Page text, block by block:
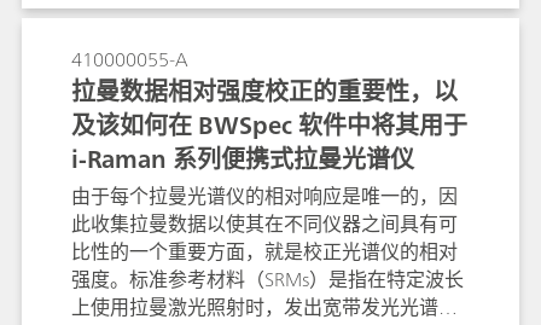
其他行业。本文档旨在为希望利用 NanoRam-
1064 的用户提供一个常规参考，帮助他们建立
起方法开发、校验和实施的标准操作规程。
410000055-A
拉曼数据相对强度校正的重要性，以
及该如何在 BWSpec 软件中将其用于
i-Raman 系列便携式拉曼光谱仪
由于每个拉曼光谱仪的相对响应是唯一的，因
此收集拉曼数据以使其在不同仪器之间具有可
比性的一个重要方面，就是校正光谱仪的相对
强度。标准参考材料（SRMs）是指在特定波长
上使用拉曼激光照射时，发出宽带发光光谱的